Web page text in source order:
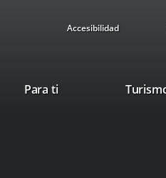
Accesibilidad
Para ti